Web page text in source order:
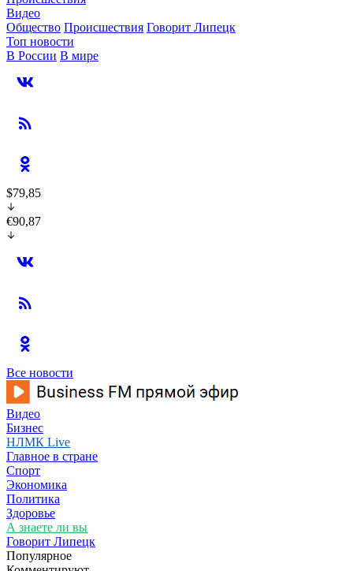
Видео
Общество Происшествия Говорит Липецк
Топ новости
В России В мире
$79,85
€90,87
Все новости
Видео
Бизнес
НЛМК Live
Главное в стране
Спорт
Экономика
Политика
Здоровье
А знаете ли вы
Говорит Липецк
Популярное